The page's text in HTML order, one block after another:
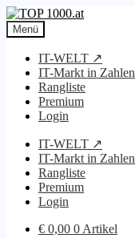
Zur
Navigation
springen
Zum
Inhalt
springen
Menü
IT-WELT ↗
IT-Markt in Zahlen
Rangliste
Premium
Login
IT-WELT ↗
IT-Markt in Zahlen
Rangliste
Premium
Login
€ 0,00 0 Artikel